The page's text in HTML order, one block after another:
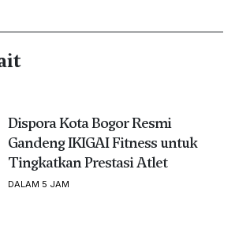
Dispora Kota Bogor Resmi
Gandeng IKIGAI Fitness untuk
Tingkatkan Prestasi Atlet
DALAM 5 JAM